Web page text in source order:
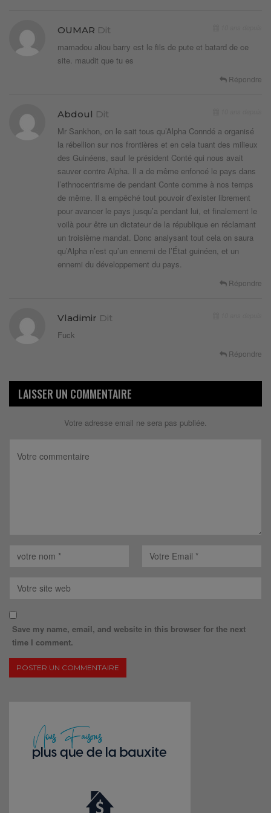
OUMAR Dit
mamadou aliou barry est le fils de pute et batard de ce
site. maudit que tu es
Répondre
Abdoul Dit
Mr Sankhon, on le sait tous qu’Alpha Conndé a organisé
la rébellion sur nos frontières et en cela tuant des milieux
des Guinéens, sauf le président Conté qui nous avait
sauver contre Alpha. Il a de même enfoncé le pays dans
l’ethnocentrisme de pendant Conte comme à nos temps
de même. Il a empêché tout pouvoir d’exister librement
pour avancer le pays jusqu’a pendant lui, et finalement le
voilà pour être un dictateur de la république en réclamant
un troisième mandat. Donc analysant tout cela on saura
qu’Alpha n’est qu’un ennemi de l’État guinéen, et un
ennemi du développement du pays.
Répondre
Vladimir Dit
Fuck
Répondre
LAISSER UN COMMENTAIRE
Votre adresse email ne sera pas publiée.
Save my name, email, and website in this browser for the next
time I comment.